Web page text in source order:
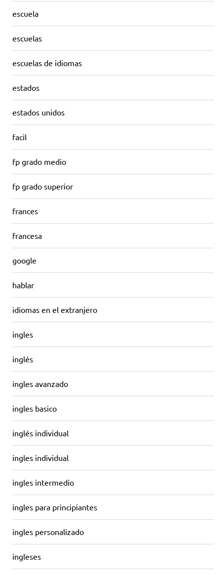
escuela
escuelas
escuelas de idiomas
estados
estados unidos
facil
fp grado medio
fp grado superior
frances
francesa
google
hablar
idiomas en el extranjero
ingles
inglés
ingles avanzado
ingles basico
inglés individual
ingles individual
ingles intermedio
ingles para principiantes
ingles personalizado
ingleses